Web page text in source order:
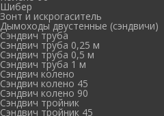
Шибер
Зонт и искрогаситель
Дымоходы двустенные (сэндвичи)
Сэндвич труба
Сэндвич труба 0,25 м
Сэндвич труба 0,5 м
Сэндвич труба 1 м
Сэндвич колено
Сэндвич колено 45
Сэндвич колено 90
Сэндвич тройник
Сэндвич тройник 45